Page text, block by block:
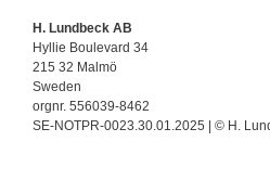
H. Lundbeck AB
Hyllie Boulevard 34
215 32 Malmö
Sweden
orgnr. 556039-8462
SE-NOTPR-0023.30.01.2025 | © H.